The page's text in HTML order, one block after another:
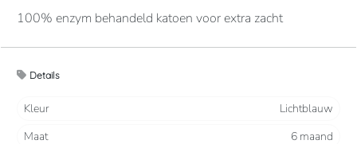
100% enzym behandeld katoen voor extra zacht
dubbele stiksels.
Details
Kleur
Lichtblauw
Maat
6 maand